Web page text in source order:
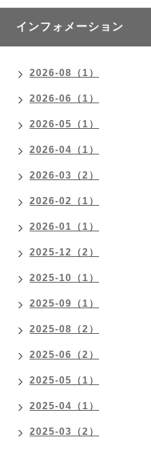
インフォメーション
2026-08（1）
2026-06（1）
2026-05（1）
2026-04（1）
2026-03（2）
2026-02（1）
2026-01（1）
2025-12（2）
2025-10（1）
2025-09（1）
2025-08（2）
2025-06（2）
2025-05（1）
2025-04（1）
2025-03（2）